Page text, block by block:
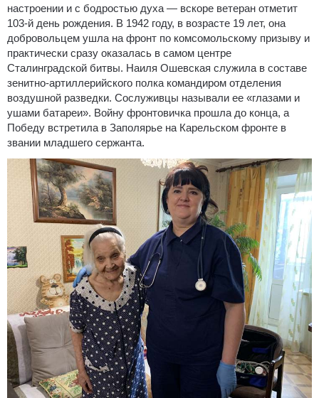
настроении и с бодростью духа — вскоре ветеран отметит
103-й день рождения. В 1942 году, в возрасте 19 лет, она
добровольцем ушла на фронт по комсомольскому призыву и
практически сразу оказалась в самом центре
Сталинградской битвы. Наиля Ошевская служила в составе
зенитно-артиллерийского полка командиром отделения
воздушной разведки. Сослуживцы называли ее «глазами и
ушами батареи». Войну фронтовичка прошла до конца, а
Победу встретила в Заполярье на Карельском фронте в
звании младшего сержанта.